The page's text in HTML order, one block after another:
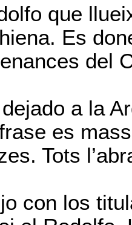
que
Es
del
a la
es
Tots
con los